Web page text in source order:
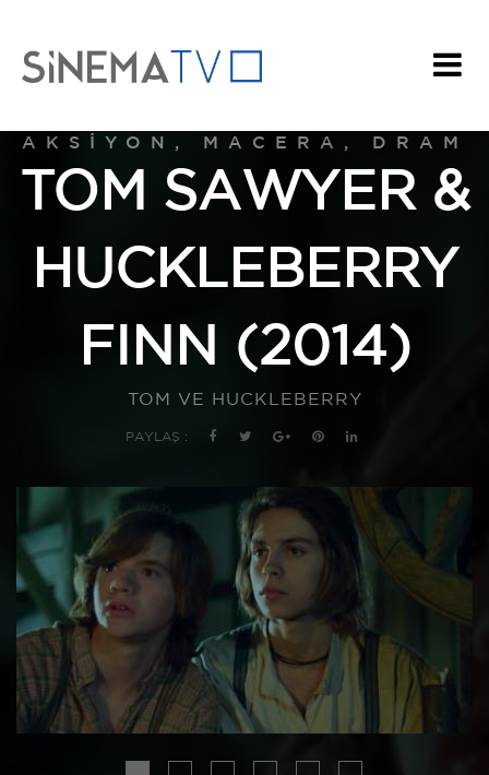
AKSIYON, MACERA, DRAM
TOM SAWYER &
HUCKLEBERRY
FINN (2014)
TOM VE HUCKLEBERRY
PAYLAŞ :